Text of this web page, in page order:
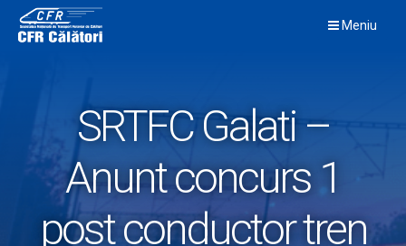
content
Meniu
SRTFC Galati –
Anunt concurs 1
post conductor tren